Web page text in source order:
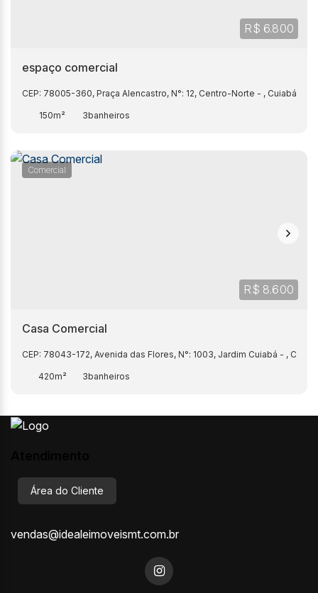
R$ 6.800
espaço comercial
CEP: 78005-360, Praça Alencastro, N°: 12, Centro-Norte , Cuiabá
3
150m²
Comercial
R$ 8.600
Casa Comercial
CEP: 78043-172, Avenida das Flores, N°: 1003, Jardim Cuiabá ,
3
420m²
Área do Cliente
vendas@idealeimoveismt.com.br